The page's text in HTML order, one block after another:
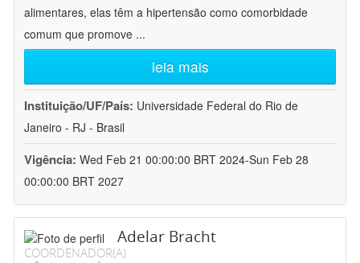
alimentares, elas têm a hipertensão como comorbidade
comum que promove ...
leia mais
Instituição/UF/País: Universidade Federal do Rio de
Janeiro - RJ - Brasil
Vigência: Wed Feb 21 00:00:00 BRT 2024-Sun Feb 28
00:00:00 BRT 2027
Adelar Bracht
COORDENADOR(A)